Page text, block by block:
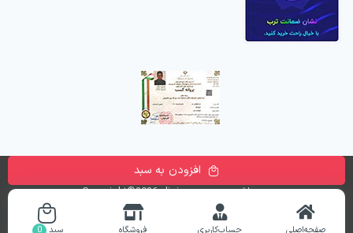
تمامی حقوق این وب سایت متعلق به فروشگاه اینترنتی دیجی پارسه
می باشد. Copyright©2026 digiparse.com
افزودن به سبد
صفحه‌اصلی حساب‌کاربری فروشگاه سبد 0